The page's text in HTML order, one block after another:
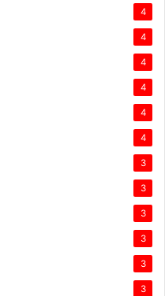
4
4
4
4
4
4
3
3
3
3
3
3